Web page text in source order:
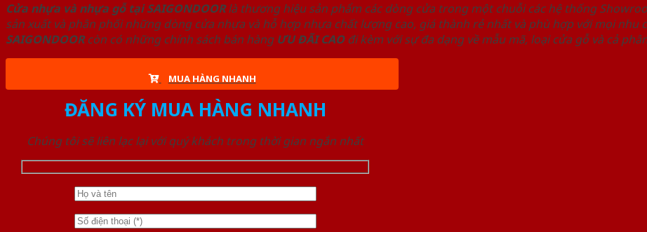
Cửa nhựa và nhựa gỗ tại SAIGONDOORlà thương hiệu sản phẩm các dòng cửa trong một chuỗi các hệ thống
sản xuất và phân phối những dòng cửa nhựa và hỗ hợp nhựa chất lượng cao, giá thành rẻ nhất và phù hợp với mọi nhu
SAIGONDOORcòn có những chính sách bán hàng ƯU ĐÃI CAOđi kèm với sự đa dạng về mẫu mã, loại cửa gỗ và cả
MUA HÀNG NHANH
ĐĂNG KÝ MUA HÀNG NHANH
Chúng tôi sẽ liên lạc lại với quý khách trong thời gian ngắn nhất